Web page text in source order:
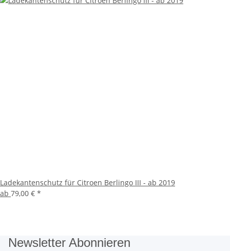
Ladekantenschutz für Citroen Berlingo III - ab 2019
ab 79,00 € *
Newsletter Abonnieren